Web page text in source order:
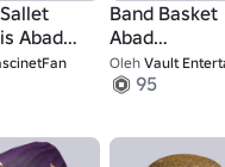
Abad
Band Basket
Abad
Pertengahan
Oleh Vault Entertainment
95